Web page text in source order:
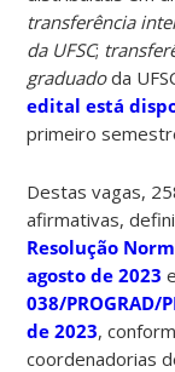
transferência
da UFSC;
graduadoda
edital está
primeiro
Destas vagas,
afirmativas,
Resolução
agosto de 2023
038/PROGRAD/
de 2023,
coordenadorias